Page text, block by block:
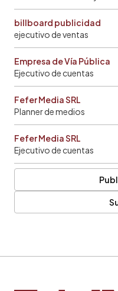
billboard publicidad
ejecutivo de ventas
Empresa de Vía Pública
Ejecutivo de cuentas
Fefer Media SRL
Planner de medios
Fefer Media SRL
Ejecutivo de cuentas